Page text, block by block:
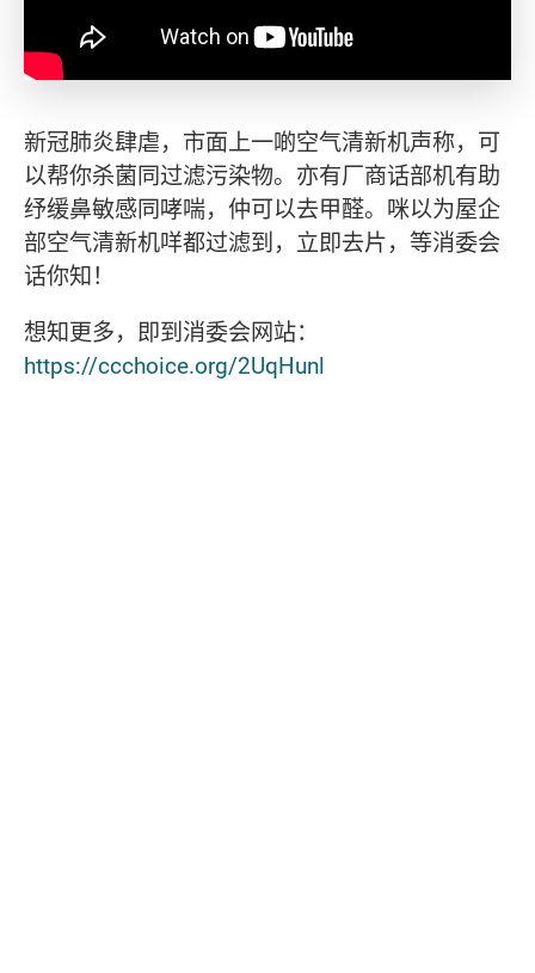
新冠肺炎肆虐，市面上一啲空气清新机声称，可
以帮你杀菌同过滤污染物。亦有厂商话部机有助
纾缓鼻敏感同哮喘，仲可以去甲醛。咪以为屋企
部空气清新机咩都过滤到，立即去片，等消委会
话你知！
想知更多，即到消委会网站：
https://ccchoice.org/2UqHunl